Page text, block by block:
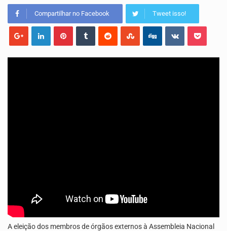
A Delegacia de Saúde do Porto Novo, Santo Antão, anunciou esta quarta feira a realização…
Compartilhar no Facebook Tweet isso!
A eleição dos membros de órgãos externos à Assembleia Nacional